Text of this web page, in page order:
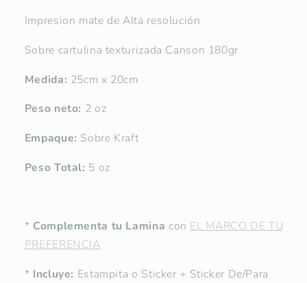
Impresion mate de Alta resolución
Sobre cartulina texturizada Canson 180gr
Medida: 25cm x 20cm
Peso neto: 2 oz
Empaque: Sobre Kraft
Peso Total: 5 oz
* Complementa tu Lamina con EL MARCO DE TU
PREFERENCIA
* Incluye: Estampita o Sticker + Sticker De/Para